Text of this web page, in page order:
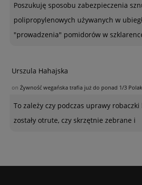
Poszukuję sposobu zabezpieczenia
polipropylenowych używanych w
"prowadzenia" pomidorów w
Urszula Hahajska
on Żywność wegańska trafia już do ponad 1/3
To zależy czy podczas uprawy robaczki
zostały otrute, czy skrzętnie zebrane i